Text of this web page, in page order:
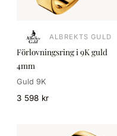
ALBREKTS GULD
Förlovningsring i 9K guld
4mm
Guld 9K
3 598 kr